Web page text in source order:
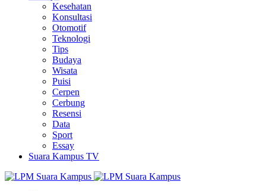
Kesehatan
Konsultasi
Otomotif
Teknologi
Tips
Budaya
Wisata
Puisi
Cerpen
Cerbung
Resensi
Data
Sport
Essay
Suara Kampus TV